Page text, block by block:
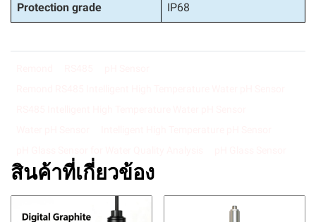
Protection grade IP68
สินค้าที่เกี่ยวข้อง